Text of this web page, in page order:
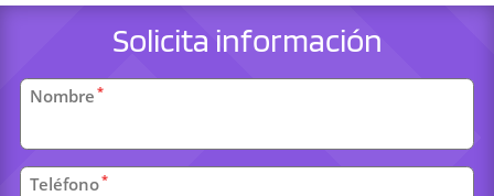
Solicita información
Datos
personales
Nombre *
Teléfono*